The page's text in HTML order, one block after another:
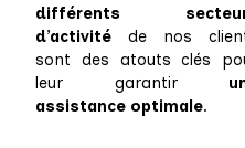
différents
d’activité de nos
sont des atouts clés
leur garantir
assistance optimale.